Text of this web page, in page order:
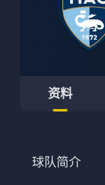
资料
球队简介